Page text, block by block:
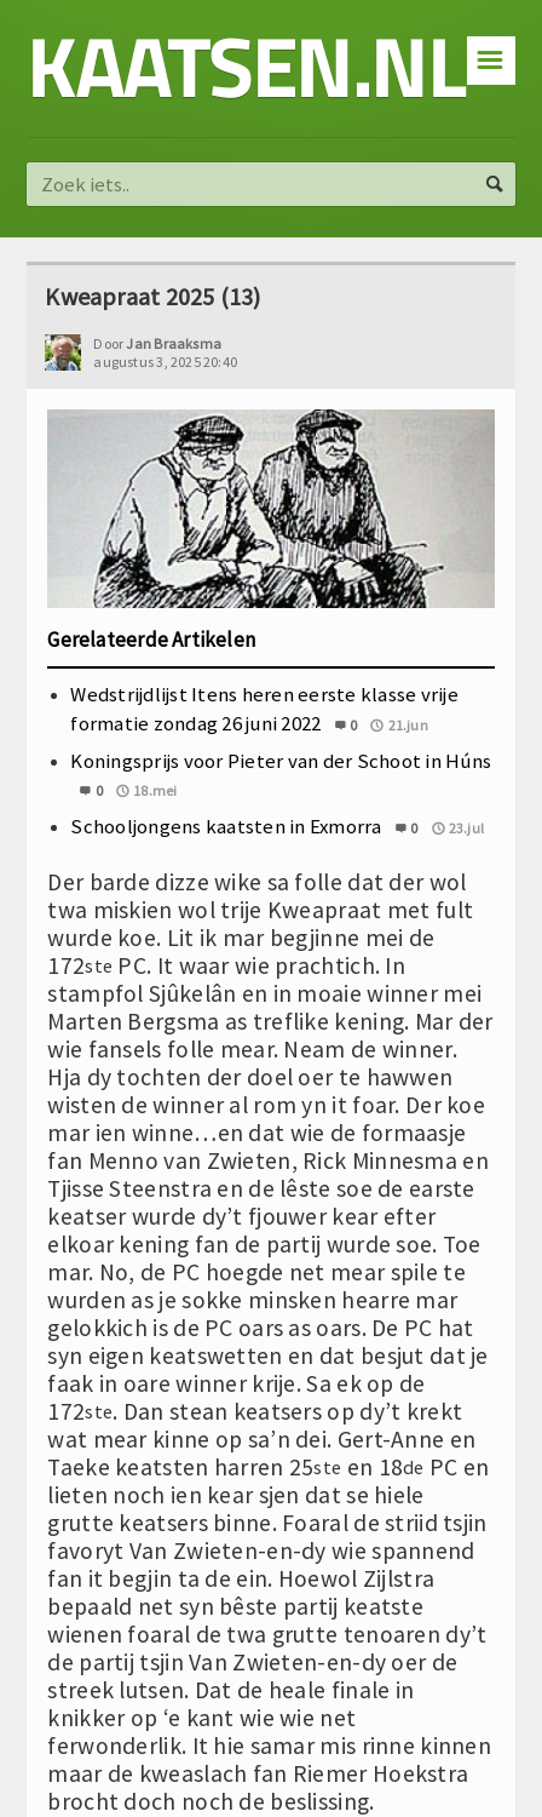
☰
KAATSEN.NL
Kweapraat 2025 (13)
DoorJan Braaksma
augustus 3, 2025 20:40
Gerelateerde Artikelen
Wedstrijdlijst Itens heren eerste klasse vrije
formatie zondag 26 juni 2022
0 21.jun
Koningsprijs voor Pieter van der Schoot in Húns
0 18.mei
Schooljongens kaatsten in Exmorra 0 23.jul
Der barde dizze wike sa folle dat der wol
twa miskien wol trije Kweapraat met fult
wurde koe. Lit ik mar begjinne mei de
172ste PC. It waar wie prachtich. In
stampfol Sjûkelân en in moaie winner mei
Marten Bergsma as treflike kening. Mar der
wie fansels folle mear. Neam de winner.
Hja dy tochten der doel oer te hawwen
wisten de winner al rom yn it foar. Der koe
mar ien winne…en dat wie de formaasje
fan Menno van Zwieten, Rick Minnesma en
Tjisse Steenstra en de lêste soe de earste
keatser wurde dy’t fjouwer kear efter
elkoar kening fan de partij wurde soe. Toe
mar. No, de PC hoegde net mear spile te
wurden as je sokke minsken hearre mar
gelokkich is de PC oars as oars. De PC hat
syn eigen keatswetten en dat besjut dat je
faak in oare winner krije. Sa ek op de
172ste. Dan stean keatsers op dy’t krekt
wat mear kinne op sa’n dei. Gert-Anne en
Taeke keatsten harren 25ste en 18de PC en
lieten noch ien kear sjen dat se hiele
grutte keatsers binne. Foaral de striid tsjin
favoryt Van Zwieten-en-dy wie spannend
fan it begjin ta de ein. Hoewol Zijlstra
bepaald net syn bêste partij keatste
wienen foaral de twa grutte tenoaren dy’t
de partij tsjin Van Zwieten-en-dy oer de
streek lutsen. Dat de heale finale in
knikker op ‘e kant wie wie net
ferwonderlik. It hie samar mis rinne kinnen
maar de kweaslach fan Riemer Hoekstra
brocht doch noch de beslissing.